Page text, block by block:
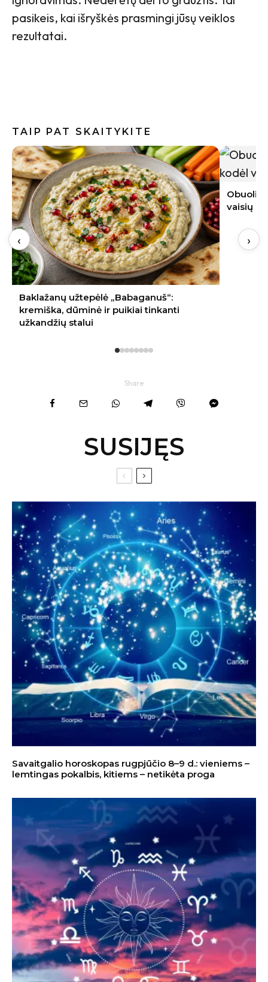
pasikeis, kai išryškės prasmingi jūsų veiklos
rezultatai.
TAIP PAT SKAITYKITE
Obuoliai pūva tiesiai ant medžio: kodėl
vaisių negalima palikti sode
‹ ›
Share
SUSIJĘS
Savaitgalio horoskopas rugpjūčio 8–9 d.: vieniems –
lemtingas pokalbis, kitiems – netikėta proga